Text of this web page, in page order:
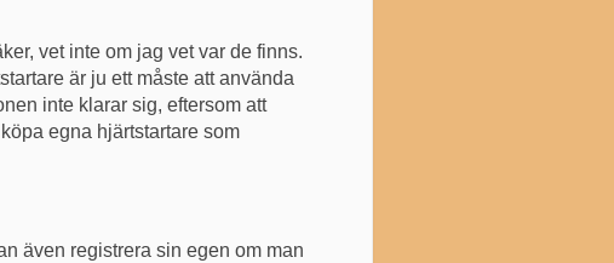
vet inte om jag vet var de finns.
är ju ett måste att använda
inte klarar sig, eftersom att
egna hjärtstartare som
även registrera sin egen om man